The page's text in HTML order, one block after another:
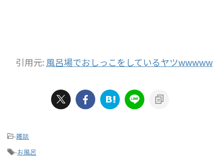
引用元: 風呂場でおしっこをしているヤツwwwww
-雑談
-お風呂